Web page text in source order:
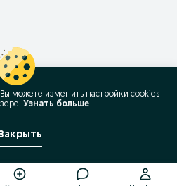
Вы можете изменить настройки cookies
Узнать больше